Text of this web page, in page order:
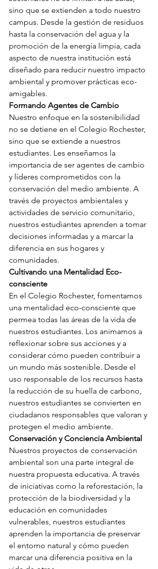
sino que se extienden a todo nuestro
campus. Desde la gestión de residuos
hasta la conservación del agua y la
promoción de la energía limpia, cada
aspecto de nuestra institución está
diseñado para reducir nuestro impacto
ambiental y promover prácticas eco-
amigables.
Formando Agentes de Cambio
Nuestro enfoque en la sostenibilidad
no se detiene en el Colegio Rochester,
sino que se extiende a nuestros
estudiantes. Les enseñamos la
importancia de ser agentes de cambio
y líderes comprometidos con la
conservación del medio ambiente. A
través de proyectos ambientales y
actividades de servicio comunitario,
nuestros estudiantes aprenden a tomar
decisiones informadas y a marcar la
diferencia en sus hogares y
comunidades.
Cultivando una Mentalidad Eco-
consciente
En el Colegio Rochester, fomentamos
una mentalidad eco-consciente que
permea todas las áreas de la vida de
nuestros estudiantes. Los animamos a
reflexionar sobre sus acciones y a
considerar cómo pueden contribuir a
un mundo más sostenible. Desde el
uso responsable de los recursos hasta
la reducción de su huella de carbono,
nuestros estudiantes se convierten en
ciudadanos responsables que valoran y
protegen el medio ambiente.
Conservación y Conciencia Ambiental
Nuestros proyectos de conservación
ambiental son una parte integral de
nuestra propuesta educativa. A través
de iniciativas como la reforestación, la
protección de la biodiversidad y la
educación en comunidades
vulnerables, nuestros estudiantes
aprenden la importancia de preservar
el entorno natural y cómo pueden
marcar una diferencia positiva en la